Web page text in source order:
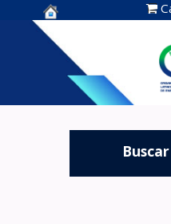
Centro de
Documentación
OLADE -
Buscar